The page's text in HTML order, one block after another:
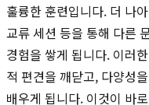
훌륭한 훈련입니다. 더 나
교류 세션 등을 통해 다른
경험을 쌓게 됩니다. 이러
적 편견을 깨닫고, 다양성
배우게 됩니다. 이것이 바로